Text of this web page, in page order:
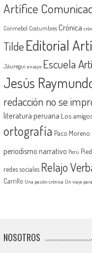
Artífice
Conmebol Costumbres Crónica
Tilde Editorial
Jáuregui ensayo Escuela
Jesús
redacción no se
literatura peruana Los
ortografía Paco Moreno
periodismo narrativo Perú
redes sociales Relajo
Carrillo Una pasión crónica Un viaje
NOSOTROS